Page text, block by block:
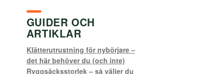
GUIDER OCH
ARTIKLAR
Klätterutrustning för nybörjare –
det här behöver du (och inte)
Ryggsäcksstorlek – så väljer du